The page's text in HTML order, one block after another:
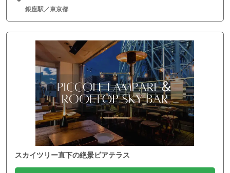
銀座駅／東京都
スカイツリー直下の絶景ビアテラス